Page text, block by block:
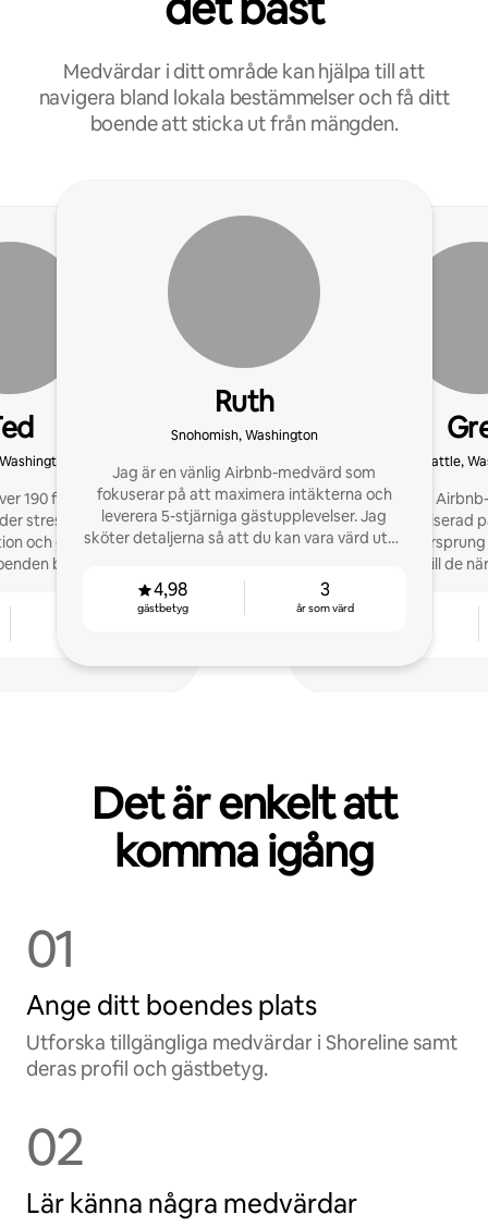
Medvärdar i ditt område kan hjälpa till att
navigera bland lokala bestämmelser och få ditt
boende att sticka ut från mängden.
190 femstjärniga
stressfritt värdskap,
och gästupplevelser
bokade.
Ruth
Snohomish, Washington
Jag är en vänlig Airbnb-medvärd som
fokuserar på att maximera intäkterna och
leverera 5-stjärniga gästupplevelser. Jag
sköter detaljerna så att du kan vara värd utan
4,98
gästbetyg
3
år som värd
Seattle,
Framstående
Seattle, specialiserad
Det är vårt
expanderar vi till de
Det är enkelt att
komma igång
01
Ange ditt boendes plats
Utforska tillgängliga medvärdar i Shoreline samt
deras profil och gästbetyg.
02
Lär känna några medvärdar